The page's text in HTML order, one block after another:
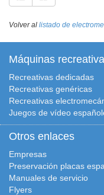
Volver al listado de
Máquinas
Recreativas dedicadas
Recreativas genéricas
Recreativas
Juegos de vídeo
Otros enlaces
Empresas
Preservación placas
Manuales de servicio
Flyers